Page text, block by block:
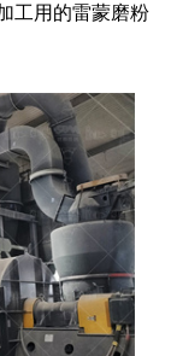
工用的雷蒙磨粉